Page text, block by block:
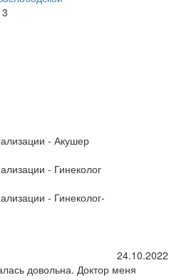
- Акушер
- Гинеколог
- Гинеколог-
24.10.2022
довольна. Доктор меня